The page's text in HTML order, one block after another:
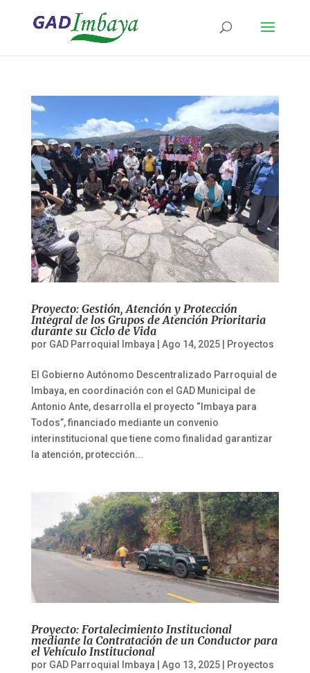
Proyecto: Gestión, Atención y Protección
Integral de los Grupos de Atención Prioritaria
durante su Ciclo de Vida
por GAD Parroquial Imbaya Ago 14, 2025| Proyectos
El Gobierno Autónomo Descentralizado Parroquial de
Imbaya, en coordinación con el GAD Municipal de
Antonio Ante, desarrolla el proyecto “Imbaya para
Todos”, financiado mediante un convenio
interinstitucional que tiene como finalidad garantizar
la atención, protección...
Proyecto: Fortalecimiento Institucional
mediante la Contratación de un Conductor para
el Vehículo Institucional
por GAD Parroquial Imbaya Ago 13, 2025| Proyectos